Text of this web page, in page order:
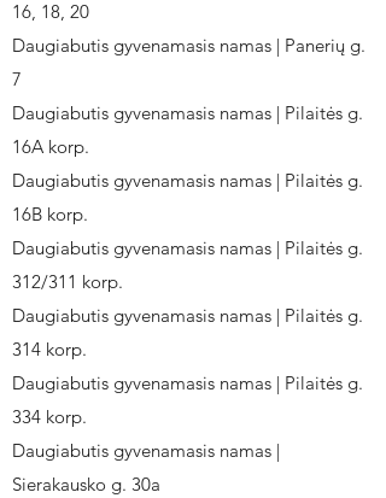
16, 18, 20
Daugiabutis gyvenamasis namas | Panerių g.
7
Daugiabutis gyvenamasis namas | Pilaitės g.
16A korp.
Daugiabutis gyvenamasis namas | Pilaitės g.
16B korp.
Daugiabutis gyvenamasis namas | Pilaitės g.
312/311 korp.
Daugiabutis gyvenamasis namas | Pilaitės g.
314 korp.
Daugiabutis gyvenamasis namas | Pilaitės g.
334 korp.
Daugiabutis gyvenamasis namas |
Sierakausko g. 30a